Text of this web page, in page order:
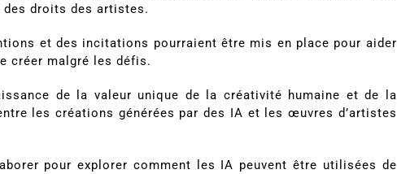
des droits des artistes.
et des incitations pourraient être mis en place pour aider
créer malgré les défis.
de la valeur unique de la créativité humaine et de la
les créations générées par des IA et les œuvres d’artistes
pour explorer comment les IA peuvent être utilisées de